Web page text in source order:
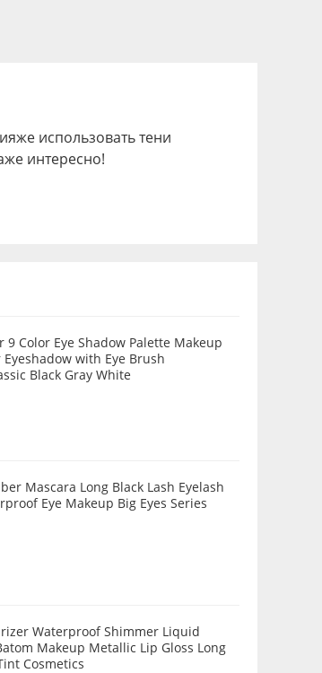
использовать тени
интересно!
9 Color Eye Shadow Palette Makeup
with Eye Brush
Black Gray White
Mascara Long Black Lash Eyelash
Eye Makeup Big Eyes Series
Waterproof Shimmer Liquid
Makeup Metallic Lip Gloss Long
Cosmetics